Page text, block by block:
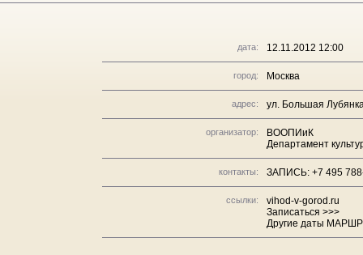
дата: 12.11.2012 12:00
город: Москва
адрес: ул. Большая
организатор:
ВООПИиК
Департамент
контакты: ЗАПИСЬ: +7 495
ссылки:
vihod-v-gorod.ru
Записаться >>>
Другие даты